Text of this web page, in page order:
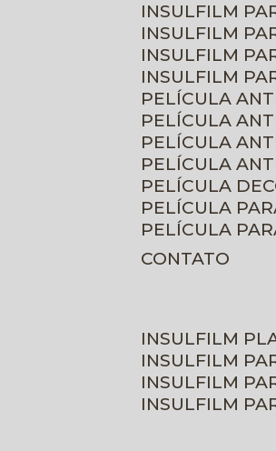
INSULFILM
INSULFILM
INSULFILM
INSULFILM
PELÍCULA
PELÍCULA
PELÍCULA
PELÍCULA
PELÍCULA
PELÍCULA
PELÍCULA
CONTATO
INSULFILM
INSULFILM
INSULFILM
INSULFILM